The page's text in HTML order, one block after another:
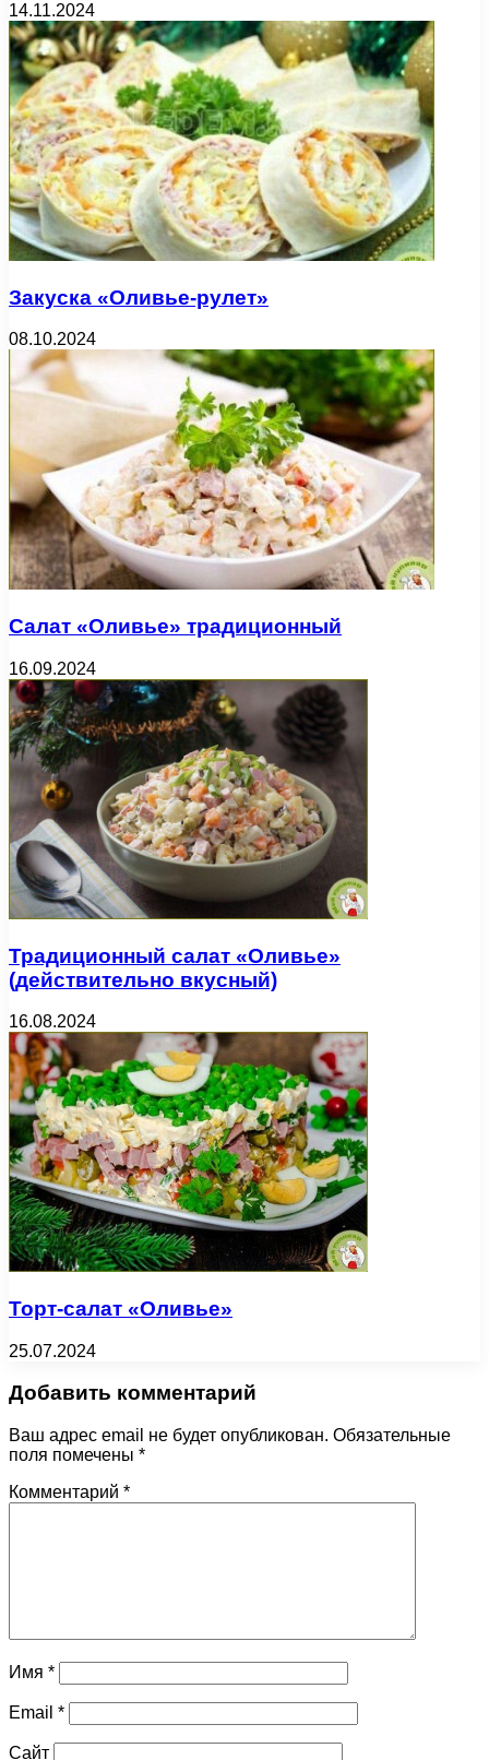
14.11.2024
Закуска «Оливье-рулет»
08.10.2024
Салат «Оливье» традиционный
16.09.2024
Традиционный салат «Оливье»
(действительно вкусный)
16.08.2024
Торт-салат «Оливье»
25.07.2024
Добавить комментарий
Ваш адрес email не будет опубликован. Обязательные
поля помечены *
Комментарий *
Имя *
Email *
Сайт